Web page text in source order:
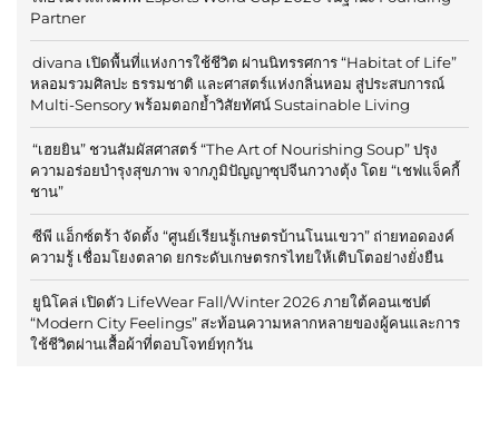
Partner
divana เปิดพื้นที่แห่งการใช้ชีวิต ผ่านนิทรรศการ “Habitat of Life”
หลอมรวมศิลปะ ธรรมชาติ และศาสตร์แห่งกลิ่นหอม สู่ประสบการณ์
Multi-Sensory พร้อมตอกย้ำวิสัยทัศน์ Sustainable Living
“เฮยยิน” ชวนสัมผัสศาสตร์ “The Art of Nourishing Soup” ปรุง
ความอร่อยบำรุงสุขภาพ จากภูมิปัญญาซุปจีนกวางตุ้ง โดย “เชฟแจ็คกี้
ชาน”
ซีพี แอ็กซ์ตร้า จัดตั้ง “ศูนย์เรียนรู้เกษตรบ้านโนนเขวา” ถ่ายทอดองค์
ความรู้ เชื่อมโยงตลาด ยกระดับเกษตรกรไทยให้เติบโตอย่างยั่งยืน
ยูนิโคล่ เปิดตัว LifeWear Fall/Winter 2026 ภายใต้คอนเซปต์
“Modern City Feelings” สะท้อนความหลากหลายของผู้คนและการ
ใช้ชีวิตผ่านเสื้อผ้าที่ตอบโจทย์ทุกวัน